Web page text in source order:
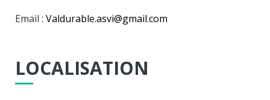
Email : Valdurable.asvi@gmail.com
LOCALISATION